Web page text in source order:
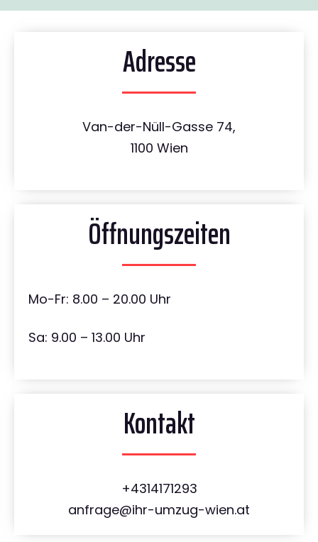
Adresse
Van-der-Nüll-Gasse 74,
1100 Wien
Öffnungszeiten
Mo-Fr: 8.00 – 20.00 Uhr
Sa: 9.00 – 13.00 Uhr
Kontakt
+4314171293
anfrage@ihr-umzug-wien.at